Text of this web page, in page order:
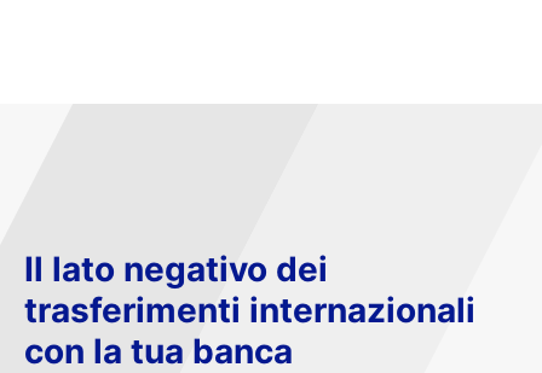
Il lato negativo dei
trasferimenti internazionali
con la tua banca